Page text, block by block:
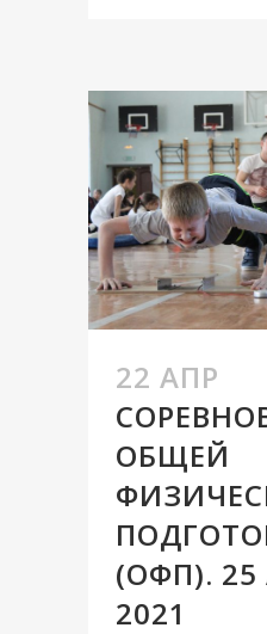
22 АПР
ОБЩЕЙ
(ОФП). 25
2021